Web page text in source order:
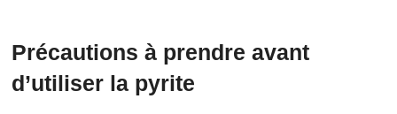
Précautions à prendre avant
d’utiliser la pyrite